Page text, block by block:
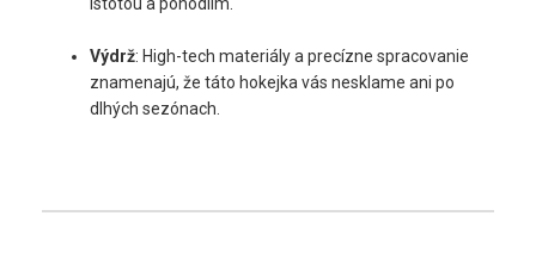
Výdrž: High-tech materiály a precízne spracovanie
znamenajú, že táto hokejka vás nesklame ani po
dlhých sezónach.